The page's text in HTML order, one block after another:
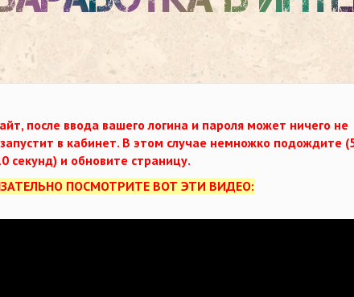
после ввода вашего логина и пароля может ничего не
в кабинет. В этом случае немножко подождите
секунд) и обновите страницу.
ПОСМОТРИТЕ ВОТ ЭТИ ВИДЕО: